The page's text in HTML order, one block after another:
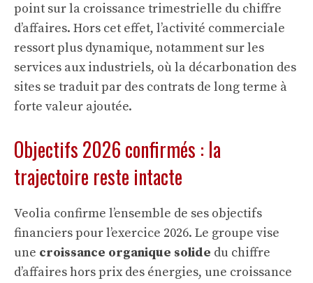
point sur la croissance trimestrielle du chiffre
d’affaires. Hors cet effet, l’activité commerciale
ressort plus dynamique, notamment sur les
services aux industriels, où la décarbonation des
sites se traduit par des contrats de long terme à
forte valeur ajoutée.
Objectifs 2026 confirmés : la
trajectoire reste intacte
Veolia confirme l’ensemble de ses objectifs
financiers pour l’exercice 2026. Le groupe vise
une croissance organique solide du chiffre
d’affaires hors prix des énergies, une croissance